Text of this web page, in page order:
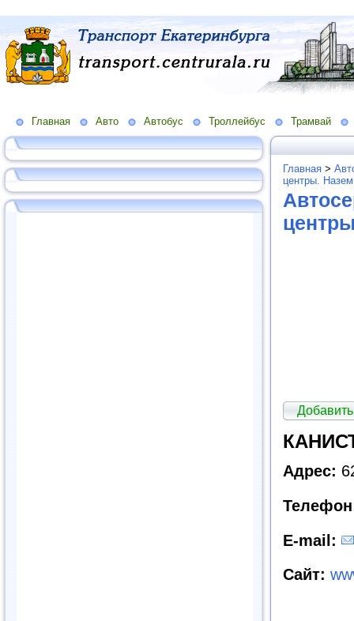
Главная Авто Автобус Троллейбус Трамвай
Главная >
центры.
Адрес:
E-mail :
Сайт: